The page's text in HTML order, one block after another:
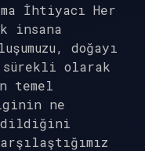
İhtiyacı Her
insana
doğayı
sürekli olarak
temel
ne